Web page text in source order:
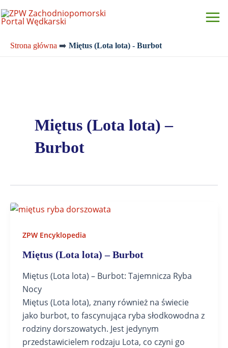
do
Strona główna ➡️ Miętus (Lota lota) - Burbot
Miętus (Lota lota) –
Burbot
ZPW Encyklopedia
Miętus (Lota lota) – Burbot
Miętus (Lota lota) – Burbot: Tajemnicza Ryba
Nocy
Miętus (Lota lota), znany również na świecie
jako burbot, to fascynująca ryba słodkowodna z
rodziny dorszowatych. Jest jedynym
przedstawicielem rodzaju Lota, co czyni go